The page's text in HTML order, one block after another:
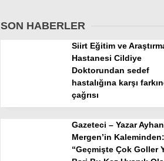
SON HABERLER
Siirt Eğitim ve
Hastanesi Cildiye
Doktorundan sedef
hastalığına karşı
çağrısı
Gazeteci – Yazar Ayhan
Mergen’in Kaleminden:
“Geçmişte Çok Goller